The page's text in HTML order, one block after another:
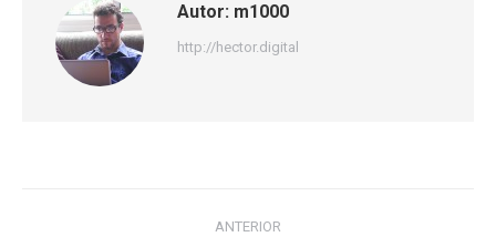
Autor: m1000
http://hector.digital
NavegaciónANTERIOR